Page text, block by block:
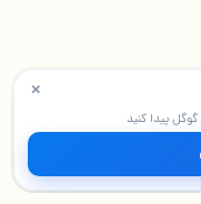
×
پیدا کنید